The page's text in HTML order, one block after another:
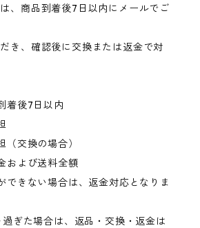
、商品到着後7日以内にメールでご
き、確認後に交換または返金で対
着後7日以内
（交換の場合）
および送料全額
できない場合は、返金対応となりま
ぎた場合は、返品・交換・返金は